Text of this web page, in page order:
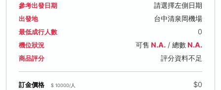
參考出發日期 請選擇左側日期
出發地 台中清泉岡機場
最低成行人數 0
機位狀況 可售 N.A./ 總數N.A.
商品評分 評分資料不足
訂金價格 $ 10000/人 $0